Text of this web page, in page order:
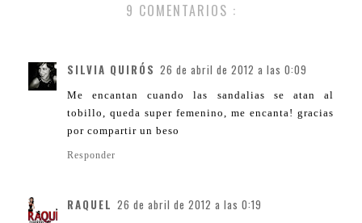
9 COMENTARIOS :
SILVIA QUIRÓS 26 de abril de 2012 a las 0:09
Me encantan cuando las sandalias se atan al
tobillo, queda super femenino, me encanta! gracias
por compartir un beso
Responder
RAQUEL 26 de abril de 2012 a las 0:19